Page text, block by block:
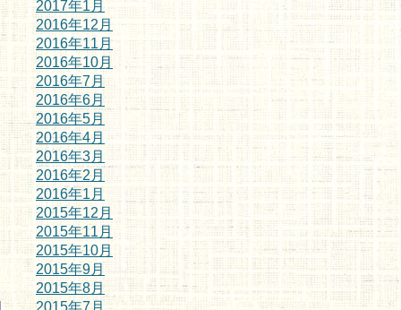
2017年1月
2016年12月
2016年11月
2016年10月
2016年7月
2016年6月
2016年5月
2016年4月
2016年3月
2016年2月
2016年1月
2015年12月
2015年11月
2015年10月
2015年9月
2015年8月